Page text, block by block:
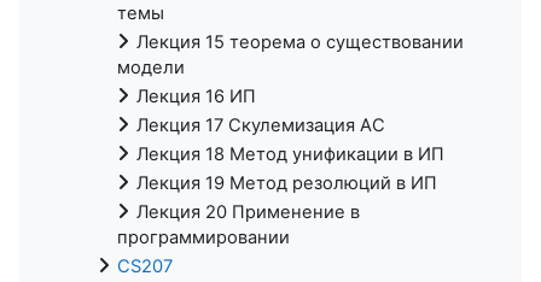
темы
Лекция 15 теорема о существовании
модели
Лекция 16 ИП
Лекция 17 Скулемизация АС
Лекция 18 Метод унификации в ИП
Лекция 19 Метод резолюций в ИП
Лекция 20 Применение в
программировании
CS207